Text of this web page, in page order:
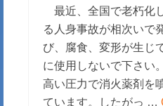
最近、全国で老朽化
る人身事故が相次いで
び、腐食、変形が生じ
に使用しないで下さい
高い圧力で消火薬剤を
ています。したがっ …